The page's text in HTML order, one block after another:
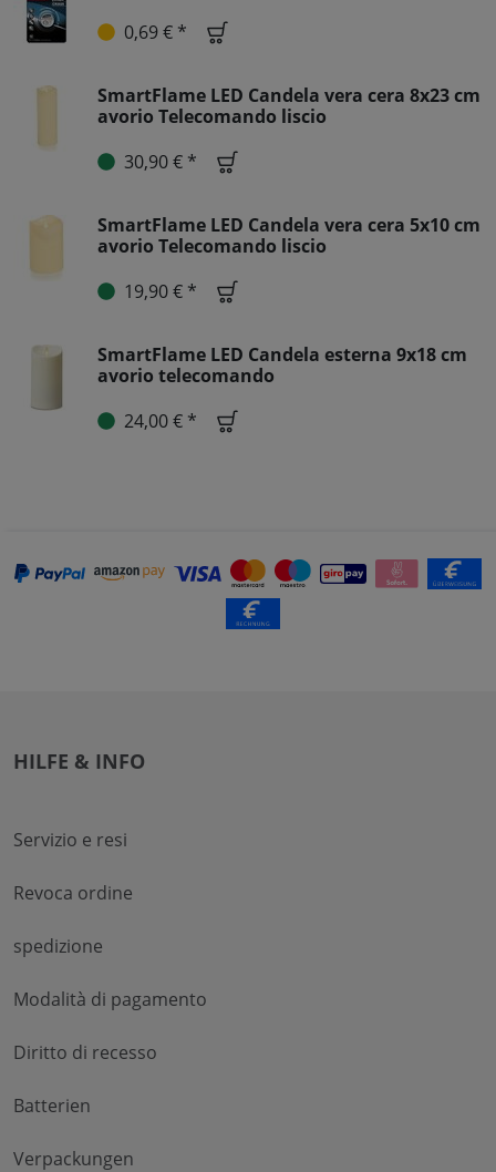
0,69 € *
SmartFlame LED Candela vera cera 8x23 cm
avorio Telecomando liscio
30,90 € *
SmartFlame LED Candela vera cera 5x10 cm
avorio Telecomando liscio
19,90 € *
SmartFlame LED Candela esterna 9x18 cm
avorio telecomando
24,00 € *
HILFE & INFO
Servizio e resi
Revoca ordine
spedizione
Modalità di pagamento
Diritto di recesso
Batterien
Verpackungen